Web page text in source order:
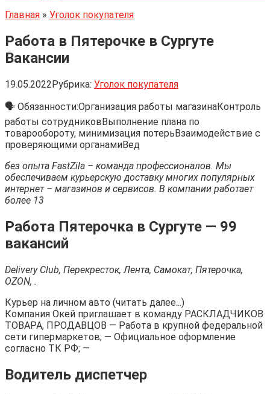
Главная » Уголок покупателя
Работа в Пятерочке в Сургуте
Вакансии
19.05.2022Рубрика: Уголок покупателя
🗣 Обязанности:Организация работы магазинаКонтроль
работы сотрудниковВыполнение плана по
товарообороту, минимизация потерьВзаимодействие с
проверяющими органамиВед
без опыта FastZila – команда профессионалов. Мы
обеспечиваем курьерскую доставку многих популярных
интернет – магазинов и сервисов. В компании работает
более 13
Работа Пятерочка в Сургуте — 99
вакансий
Delivery Club, Перекресток, Лента, Самокат, Пятерочка,
OZON, .
Курьер на личном авто (читать далее...)
Компания Окей приглашает в команду РАСКЛАДЧИКОВ
ТОВАРА, ПРОДАВЦОВ — Работа в крупной федеральной
сети гипермаркетов; — Официальное оформление
согласно ТК РФ; —
Водитель диспетчер